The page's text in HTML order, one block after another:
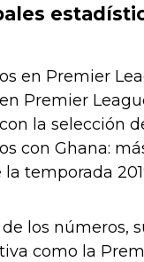
en Premier
Premier
la selección
con Ghana:
la temporada
los números,
como la